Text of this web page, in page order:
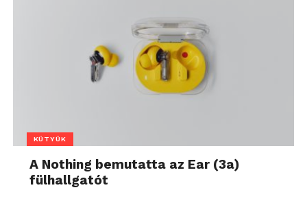
KÜTYÜK
A Nothing bemutatta az Ear (3a)
fülhallgatót